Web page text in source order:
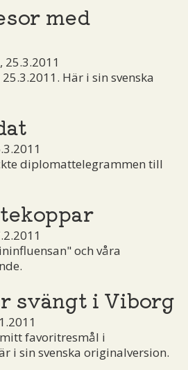
med
25.3.2011
Här i sin svenska
diplomattelegrammen till
och våra
svängt i Viborg
favoritresmål i
i sin svenska originalversion.